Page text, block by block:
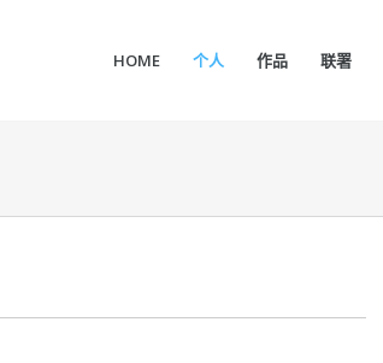
HOME 个人 作品 联署